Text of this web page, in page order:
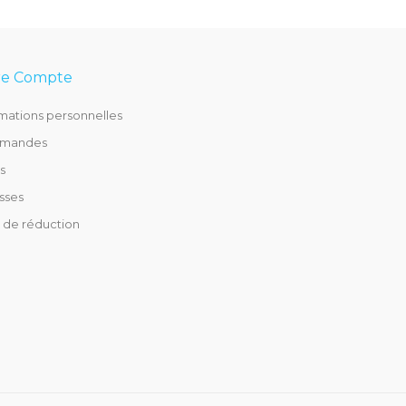
Compte
personnelles
de réduction